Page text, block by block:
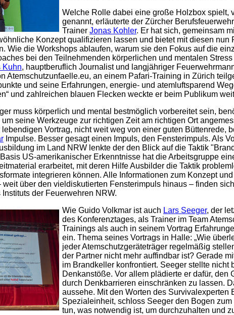
Welche Rolle dabei eine große Holzbox spielt,
genannt, erläuterte der Zürcher
Trainer Jonas Kohler. Er hat sich, gemeinsam
Konzept qualifizieren lassen und bietet mit diesen
Wie die Workshops ablaufen, warum sie den Fokus auf die
bei den Teilnehmenden körperlichen und mentalen
Kuhn, hauptberuflich Journalist und langjähriger
Atemschutzunfaelle.eu, an einem Pafari-Training in Zürich
und seine Erfahrungen, energie- und atemluftsparend
und zahlreichen blauen Flecken weckte er beim Publikum
muss körperlich und mental bestmöglich vorbereitet sein,
seine Werkzeuge zur richtigen Zeit am richtigen Ort
Vortrag, nicht weit weg von einer guten Büttenrede,
Impulse. Besser gesagt einen Impuls, den Fensterimpuls. Als
im Land NRW lenkte der den Blick auf die Taktik
US-amerikanischer Erkenntnisse hat die Arbeitsgruppe
erarbeitet, mit deren Hilfe Ausbilder die Taktik
integrieren können. Alle Informationen zum Konzept
weit über den vieldiskutierten Fensterimpuls hinaus – finden
der Feuerwehren NRW.
Wie Guido Volkmar ist auch Lars Seeger, der
des Konferenztages, als Trainer im Team
Trainings als auch in seinem Vortrag
ein. Thema seines Vortrags in Halle: „Wie
jeder Atemschutzgeräteträger regelmäßig
der Partner nicht mehr auffindbar ist? Gerade
im Brandkeller konfrontiert. Seeger stellte
Denkanstöße. Vor allem plädierte er dafür,
durch Denkbarrieren einschränken zu lassen.
aussehe. Mit den Worten des
Spezialeinheit, schloss Seeger den Bogen
tun, was notwendig ist, um durchzuhalten und